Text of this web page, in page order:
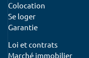
Colocation
Se loger
Garantie
Loi et contrats
Marché immobilier